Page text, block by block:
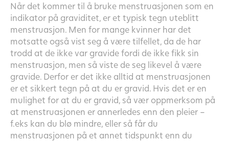
Når det kommer til å bruke menstruasjonen som en
indikator på graviditet, er et typisk tegn uteblitt
menstruasjon. Men for mange kvinner har det
motsatte også vist seg å være tilfellet, da de har
trodd at de ikke var gravide fordi de ikke fikk sin
menstruasjon, men så viste de seg likevel å være
gravide. Derfor er det ikke alltid at menstruasjonen
er et sikkert tegn på at du er gravid. Hvis det er en
mulighet for at du er gravid, så vær oppmerksom på
at menstruasjonen er annerledes enn den pleier –
f.eks kan du blø mindre, eller så får du
menstruasjonen på et annet tidspunkt enn du